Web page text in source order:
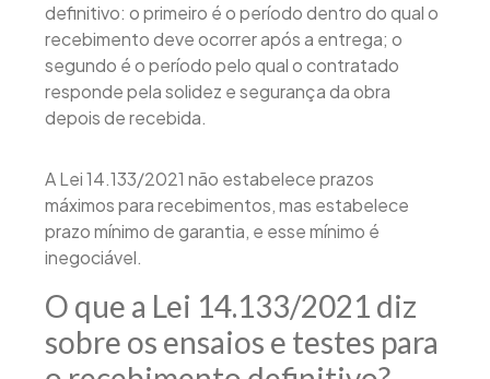
definitivo: o primeiro é o período dentro do qual o
recebimento deve ocorrer após a entrega; o
segundo é o período pelo qual o contratado
responde pela solidez e segurança da obra
depois de recebida.
A Lei 14.133/2021 não estabelece prazos
máximos para recebimentos, mas estabelece
prazo mínimo de garantia, e esse mínimo é
inegociável.
O que a Lei 14.133/2021 diz
sobre os ensaios e testes para